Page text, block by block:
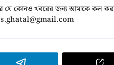
যে কোনও খবরের জন্য আমাকে কল